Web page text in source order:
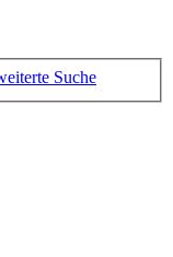
Suche